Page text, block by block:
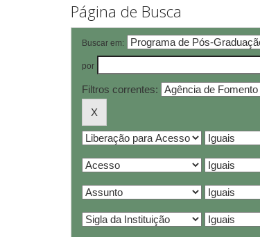
Página de Busca
Buscar em:
por
Filtros correntes: